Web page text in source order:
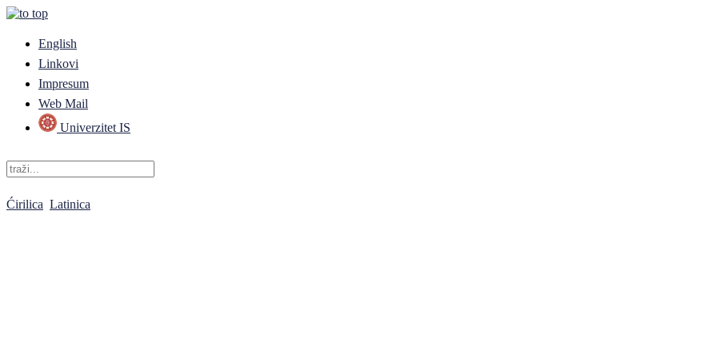
English
Linkovi
Impresum
Web Mail
Univerzitet IS
Ćirilica Latinica